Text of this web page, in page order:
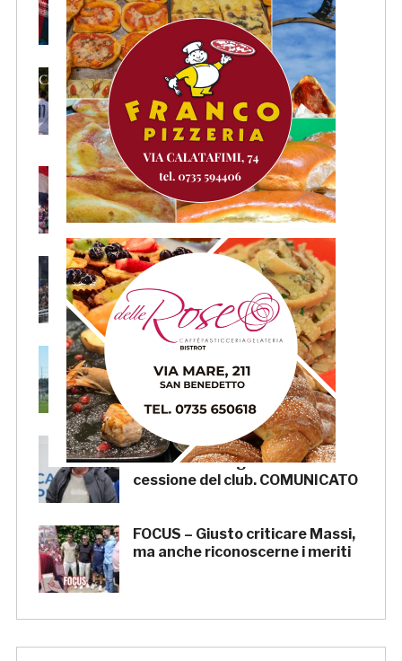
«Il sale sulla pelle, l’ardore negli
occhi»
Primavera 4, il calendario della
Samb: Folgore Caratese
all’esordio, prima trasferta a
Forlì
Samb, su il sipario: stasera la
presentazione della squadra in
piazza Giorgini
Pescara-Samb, l’Osservatorio
rimanda la decisione al CASMS:
possibile divieto
Samb, ripresi gli allenamenti:
doppia seduta al Ciarrocchi. A
parte Tunjov
La Samb smentisce notizie e
ricostruzioni riguardanti la
cessione del club. COMUNICATO
FOCUS – Giusto criticare Massi,
ma anche riconoscerne i meriti